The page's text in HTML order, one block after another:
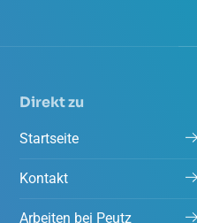
Direkt zu
Startseite
Kontakt
Arbeiten bei Peutz